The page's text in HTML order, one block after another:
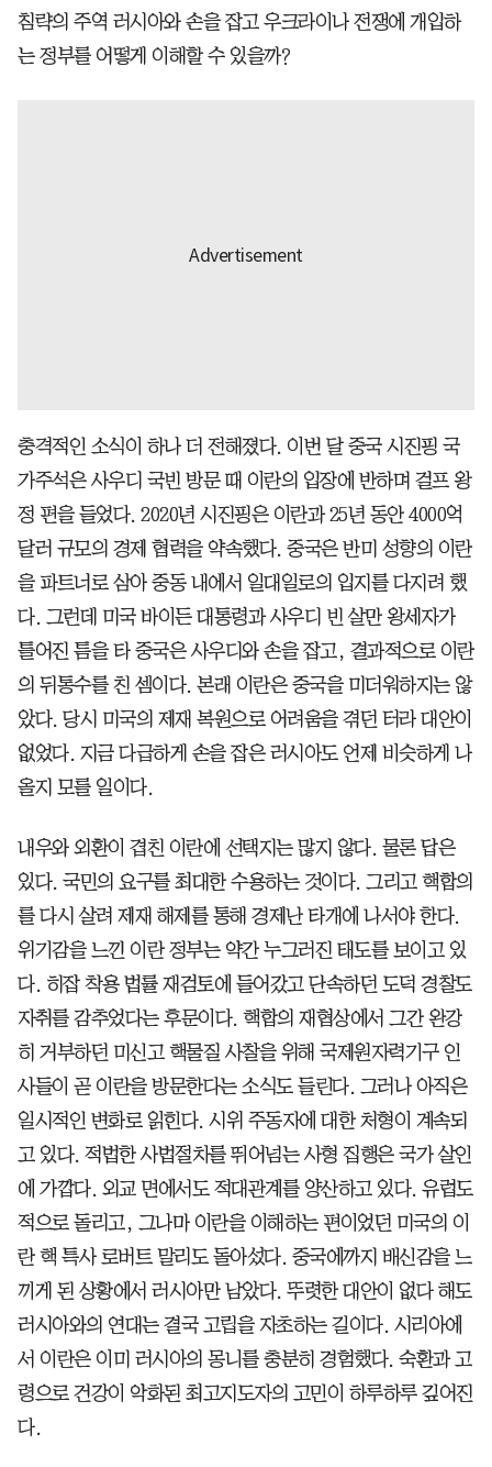
침략의 주역 러시아와 손을 잡고 우크라이나 전쟁에 개입하
는 정부를 어떻게 이해할 수 있을까?
충격적인 소식이 하나 더 전해졌다. 이번 달 중국 시진핑 국
가주석은 사우디 국빈 방문 때 이란의 입장에 반하며 걸프 왕
정 편을 들었다. 2020년 시진핑은 이란과 25년 동안 4000억
달러 규모의 경제 협력을 약속했다. 중국은 반미 성향의 이란
을 파트너로 삼아 중동 내에서 일대일로의 입지를 다지려 했
다. 그런데 미국 바이든 대통령과 사우디 빈 살만 왕세자가
틀어진 틈을 타 중국은 사우디와 손을 잡고, 결과적으로 이란
의 뒤통수를 친 셈이다. 본래 이란은 중국을 미더워하지는 않
았다. 당시 미국의 제재 복원으로 어려움을 겪던 터라 대안이
없었다. 지금 다급하게 손을 잡은 러시아도 언제 비슷하게 나
올지 모를 일이다.
내우와 외환이 겹친 이란에 선택지는 많지 않다. 물론 답은
있다. 국민의 요구를 최대한 수용하는 것이다. 그리고 핵합의
를 다시 살려 제재 해제를 통해 경제난 타개에 나서야 한다.
위기감을 느낀 이란 정부는 약간 누그러진 태도를 보이고 있
다. 히잡 착용 법률 재검토에 들어갔고 단속하던 도덕 경찰도
자취를 감추었다는 후문이다. 핵합의 재협상에서 그간 완강
히 거부하던 미신고 핵물질 사찰을 위해 국제원자력기구 인
사들이 곧 이란을 방문한다는 소식도 들린다. 그러나 아직은
일시적인 변화로 읽힌다. 시위 주동자에 대한 처형이 계속되
고 있다. 적법한 사법절차를 뛰어넘는 사형 집행은 국가 살인
에 가깝다. 외교 면에서도 적대관계를 양산하고 있다. 유럽도
적으로 돌리고, 그나마 이란을 이해하는 편이었던 미국의 이
란 핵 특사 로버트 말리도 돌아섰다. 중국에까지 배신감을 느
끼게 된 상황에서 러시아만 남았다. 뚜렷한 대안이 없다 해도
러시아와의 연대는 결국 고립을 자초하는 길이다. 시리아에
서 이란은 이미 러시아의 몽니를 충분히 경험했다. 숙환과 고
령으로 건강이 악화된 최고지도자의 고민이 하루하루 깊어진
다.